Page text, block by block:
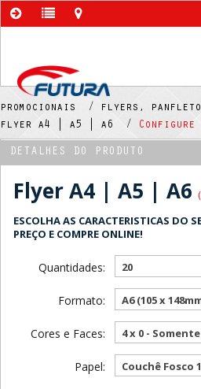
promocionais /
flyers,
flyer a4 | a5 | a6 /
Configure
DETALHES DO PRODUTO
Flyer A4 | A5 | A6
ESCOLHA AS CARACTERISTICAS DO
PREÇO E COMPRE ONLINE!
Quantidades: 20
Formato:
Cores e Faces:
Papel: